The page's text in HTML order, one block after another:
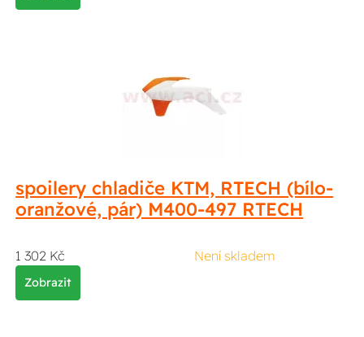
spoilery chladiče KTM, RTECH (bílo-
oranžové, pár) M400-497 RTECH
1 302 Kč Není skladem
Zobrazit